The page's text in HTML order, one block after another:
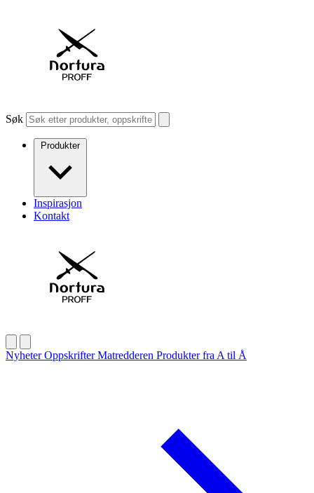
Søk
Produkter
Inspirasjon
Kontakt
NyheterOppskrifterMatredderen Produkter fra A til Å